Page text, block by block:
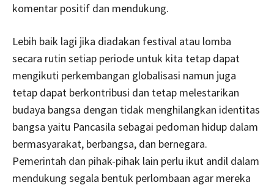
komentar positif dan mendukung.
Lebih baik lagi jika diadakan festival atau lomba
secara rutin setiap periode untuk kita tetap dapat
mengikuti perkembangan globalisasi namun juga
tetap dapat berkontribusi dan tetap melestarikan
budaya bangsa dengan tidak menghilangkan identitas
bangsa yaitu Pancasila sebagai pedoman hidup dalam
bermasyarakat, berbangsa, dan bernegara.
Pemerintah dan pihak-pihak lain perlu ikut andil dalam
mendukung segala bentuk perlombaan agar mereka